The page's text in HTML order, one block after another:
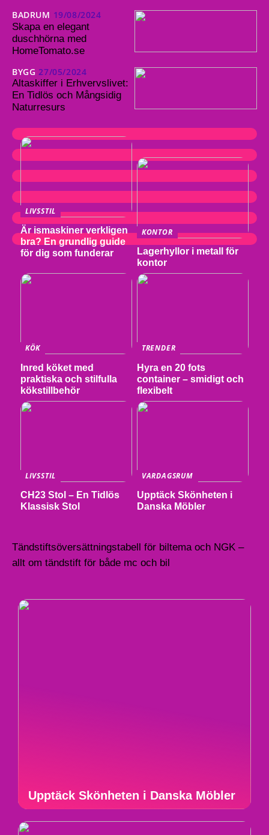
BADRUM 19/08/2024
Skapa en elegant
duschhörna med
HomeTomato.se
BYGG 27/05/2024
Altaskiffer i Erhvervslivet:
En Tidlös och Mångsidig
Naturresurs
LIVSSTIL
Är ismaskiner verkligen
bra? En grundlig guide
för dig som funderar
KONTOR
Lagerhyllor i metall för
kontor
KÖK
Inred köket med
praktiska och stilfulla
kökstillbehör
TRENDER
Hyra en 20 fots
container – smidigt och
flexibelt
LIVSSTIL
CH23 Stol – En Tidlös
Klassisk Stol
VARDAGSRUM
Upptäck Skönheten i
Danska Möbler
Tändstiftsöversättningstabell för biltema och NGK –
allt om tändstift för både mc och bil
Upptäck Skönheten i Danska Möbler